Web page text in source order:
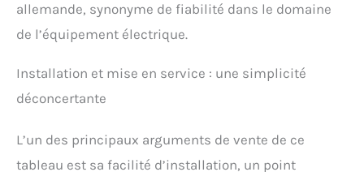
allemande, synonyme de fiabilité dans le domaine
de l’équipement électrique.
Installation et mise en service : une simplicité
déconcertante
L’un des principaux arguments de vente de ce
tableau est sa facilité d’installation, un point